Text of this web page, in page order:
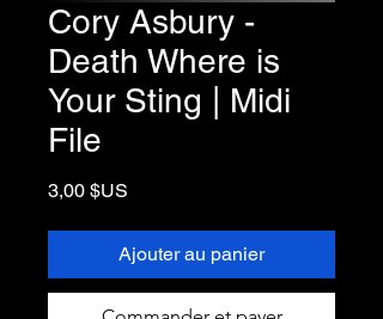
Cory Asbury -
Death Where is
Your Sting | Midi
File
3,00 $US
Ajouter au panier